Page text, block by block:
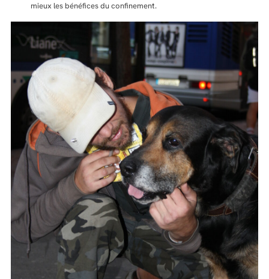
mieux les bénéfices du confinement.